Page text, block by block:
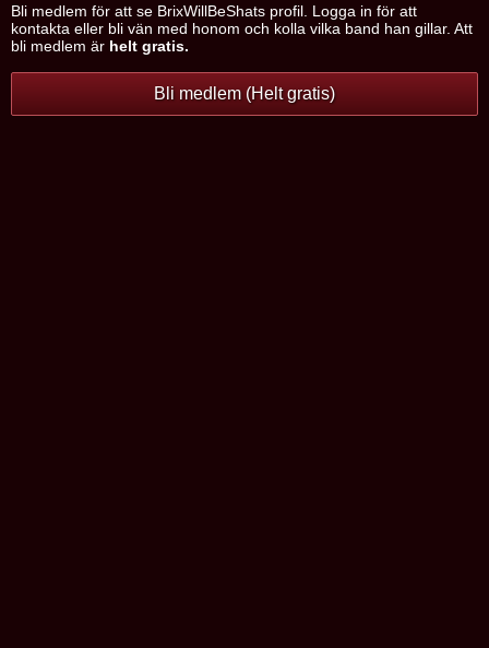
Bli medlem för att se BrixWillBeShats profil. Logga in för att
kontakta eller bli vän med honom och kolla vilka band han gillar. Att
bli medlem är helt gratis.
Bli medlem (Helt gratis)